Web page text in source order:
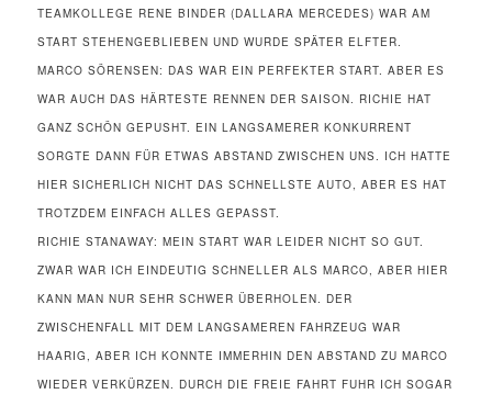
EAMKOLLEGE RENE BINDER (DALLARA MERCEDES) WAR AM S
TART STEHENGEBLIEBEN UND WURDE SPÄTER ELFTER.
MARCO SÖRENSEN: DAS WAR EIN PERFEKTER START. ABER ES
WAR AUCH DAS HÄRTESTE RENNEN DER SAISON. RICHIE HAT
GANZ SCHÖN GEPUSHT. EIN LANGSAMERER KONKURRENT
SORGTE DANN FÜR ETWAS ABSTAND ZWISCHEN UNS. ICH HATTE
HIER SICHERLICH NICHT DAS SCHNELLSTE AUTO, ABER ES HAT
TROTZDEM EINFACH ALLES GEPASST.
RICHIE STANAWAY: MEIN START WAR LEIDER NICHT SO GUT.
ZWAR WAR ICH EINDEUTIG SCHNELLER ALS MARCO, ABER HIER
KANN MAN NUR SEHR SCHWER ÜBERHOLEN. DER
ZWISCHENFALL MIT DEM LANGSAMEREN FAHRZEUG WAR
HAARIG, ABER ICH KONNTE IMMERHIN DEN ABSTAND ZU MARCO
WIEDER VERKÜRZEN. DURCH DIE FREIE FAHRT FUHR ICH SOGAR